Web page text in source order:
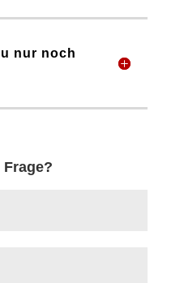
nur noch
Frage?